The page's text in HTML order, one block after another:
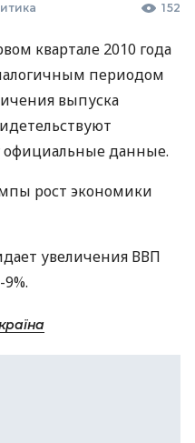
152
квартале 2010 года
периодом
выпуска
официальные данные.
рост экономики
увеличения ВВП